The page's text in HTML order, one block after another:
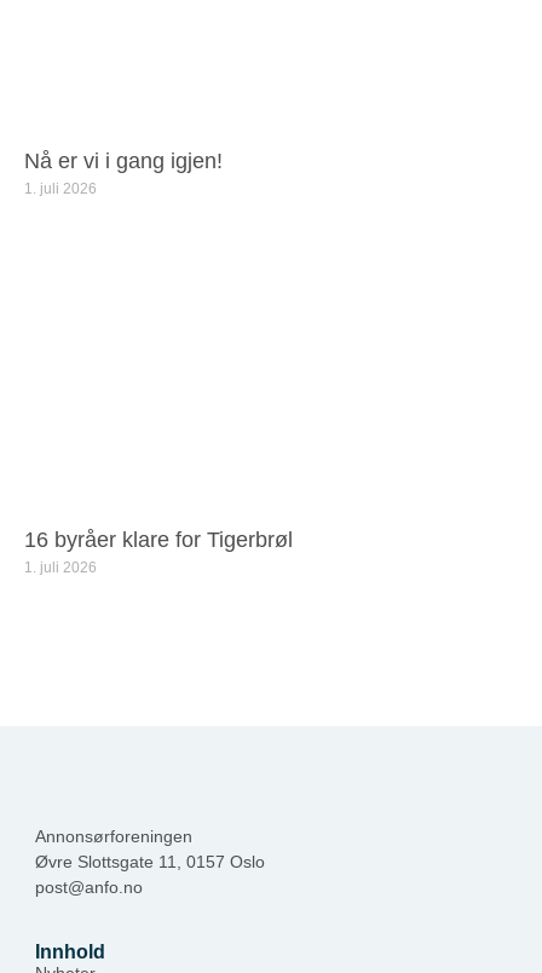
Nå er vi i gang igjen!
1. juli 2026
16 byråer klare for Tigerbrøl
1. juli 2026
Annonsørforeningen
Øvre Slottsgate 11, 0157 Oslo
post@anfo.no
Innhold